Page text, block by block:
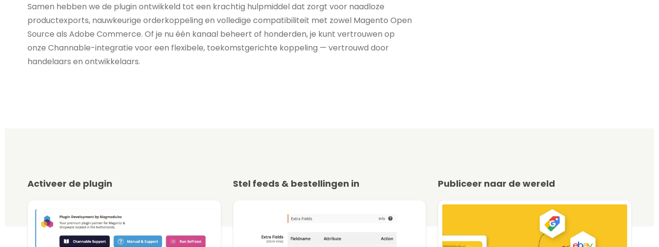
Samen hebben we de plugin ontwikkeld tot een krachtig hulpmiddel dat zorgt voor naadloze
productexports, nauwkeurige orderkoppeling en volledige compatibiliteit met zowel Magento Open
Source als Adobe Commerce. Of je nu één kanaal beheert of honderden, je kunt vertrouwen op
onze Channable-integratie voor een flexibele, toekomstgerichte koppeling — vertrouwd door
handelaars en ontwikkelaars.
Activeer de plugin Stel feeds & bestellingen in Publiceer naar de wereld